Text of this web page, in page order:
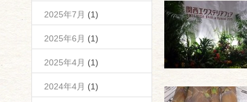
2025年7月 (1)
2025年6月 (1)
2025年4月 (1)
2024年4月 (1)